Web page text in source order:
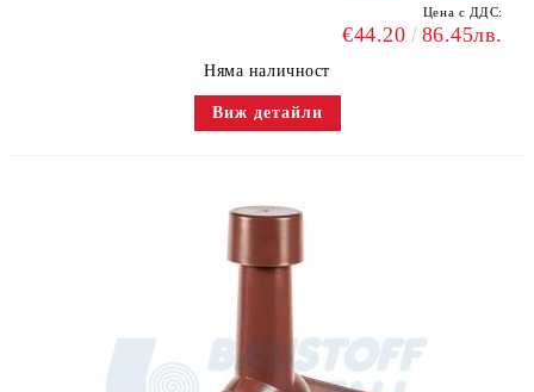
Цена с ДДС:
€44.20 86.45лв.
Няма наличност
Виж детайли